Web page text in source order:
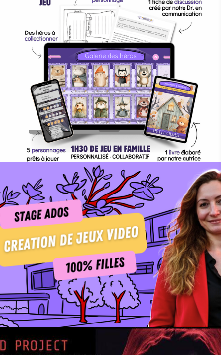
28th August 2023
17th October 2025